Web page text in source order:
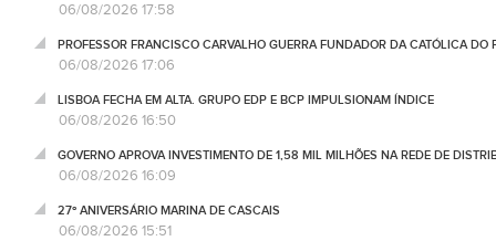
06/08/2026 17:58
PROFESSOR FRANCISCO CARVALHO GUERRA FUNDADOR DA CATÓLICA DO
06/08/2026 17:06
LISBOA FECHA EM ALTA. GRUPO EDP E BCP IMPULSIONAM ÍNDICE
06/08/2026 16:50
GOVERNO APROVA INVESTIMENTO DE 1,58 MIL MILHÕES NA REDE DE
06/08/2026 16:09
27º ANIVERSÁRIO MARINA DE CASCAIS
06/08/2026 15:51